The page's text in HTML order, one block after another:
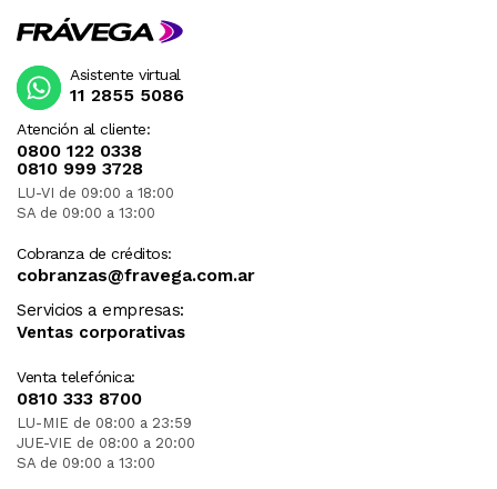
Atención al cliente:
0800 122 0338
0810 999 3728
LU-VI de 09:00 a 18:00
SA de 09:00 a 13:00
Cobranza de créditos:
cobranzas@fravega.com.ar
Servicios a empresas:
Ventas corporativas
Venta telefónica:
0810 333 8700
LU-MIE de 08:00 a 23:59
JUE-VIE de 08:00 a 20:00
SA de 09:00 a 13:00
Asistente virtual
11 2855 5086